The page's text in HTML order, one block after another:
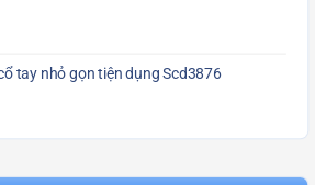
tay nhỏ gọn tiện dụng Scd3876